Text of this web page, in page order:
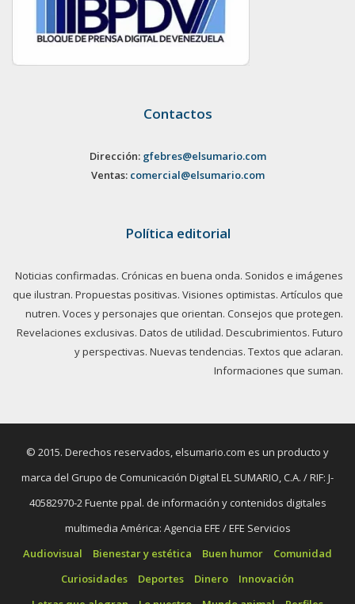
Contactos
Dirección: gfebres@elsumario.com
Ventas: comercial@elsumario.com
Política editorial
Noticias confirmadas. Crónicas en buena onda. Sonidos e imágenes
que ilustran. Propuestas positivas. Visiones optimistas. Artículos que
nutren. Voces y personajes que orientan. Consejos que protegen.
Revelaciones exclusivas. Datos de utilidad. Descubrimientos. Futuro
y perspectivas. Nuevas tendencias. Textos que aclaran.
Informaciones que suman.
© 2015. Derechos reservados, elsumario.com es un producto y
marca del Grupo de Comunicación Digital EL SUMARIO, C.A. / RIF: J-
40582970-2 Fuente ppal. de información y contenidos digitales
multimedia América: Agencia EFE / EFE Servicios
Audiovisual
Bienestar y estética Buen humor
Comunidad
Curiosidades
Deportes Dinero
Innovación